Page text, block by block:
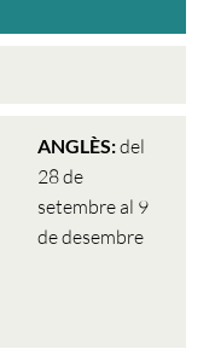
ANGLÈS:del
28 de
setembre al 9
de desembre